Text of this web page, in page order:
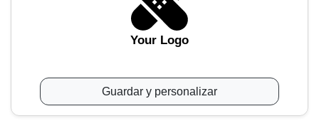
Your Logo
Guardar y personalizar